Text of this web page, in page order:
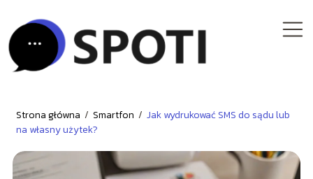
Strona główna / Smartfon / Jak wydrukować SMS do sądu lub
na własny użytek?